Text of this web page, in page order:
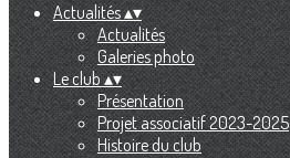
Actualités▴▾
Actualités
Galeries photo
Le club▴▾
Présentation
Projet associatif 2023-2025
Histoire du club